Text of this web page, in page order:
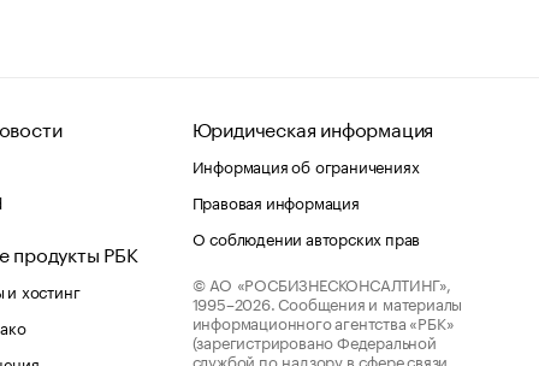
продукты РБК
хостинг
Юридическая информация
Информация об ограничениях
Правовая информация
О соблюдении авторских прав
© АО «РОСБИЗНЕСКОНСАЛТИНГ»,
1995–2026. Сообщения и материалы
информационного агентства «РБК»
(зарегистрировано Федеральной
службой по надзору в сфере связи,